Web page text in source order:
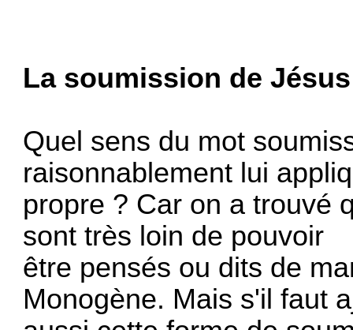
La soumission de Jésus
Quel sens du mot
raisonnablement lui
propre ? Car on a trouvé
sont très loin de pouvoir
être pensés ou dits de
Monogène. Mais s'il faut